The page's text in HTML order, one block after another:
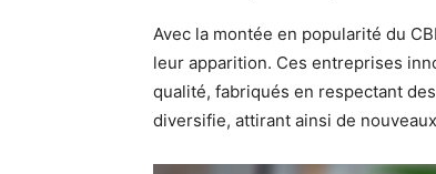
Avec la montée en popularité du
leur apparition. Ces entreprises
qualité, fabriqués en respectant
diversifie, attirant ainsi de